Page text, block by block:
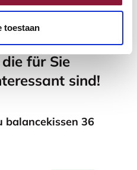
toestaan
für Sie
sind!
balancekissen 36